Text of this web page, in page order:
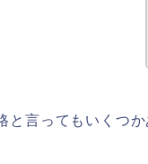
と言ってもいくつか